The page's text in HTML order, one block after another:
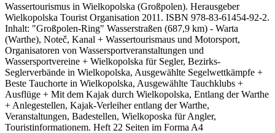
Wassertourismus in Wielkopolska (Großpolen). Herausgeber
Wielkopolska Tourist Organisation 2011. ISBN 978-83-61454-92-2.
Inhalt: "Großpolen-Ring" Wasserstraßen (687,9 km) - Warta
(Warthe), Noteč, Kanal + Wassertourismaus und Motorsport,
Organisatoren von Wassersportveranstaltungen und
Wassersportvereine + Wielkopolska für Segler, Bezirks-
Seglerverbände in Wielkopolska, Ausgewählte Segelwettkämpfe +
Beste Tauchorte in Wielkopolska, Ausgewählte Tauchklubs +
Ausflüge + Mit dem Kajak durch Wielkopolska, Entlang der Warthe
+ Anlegestellen, Kajak-Verleiher entlang der Warthe,
Veranstaltungen, Badestellen, Wielkoposka für Angler,
Touristinformationem. Heft 22 Seiten im Forma A4